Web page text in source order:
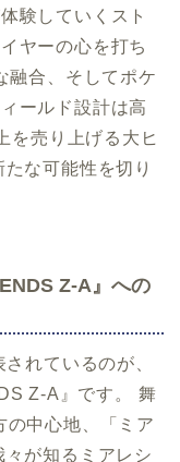
験していくスト
ヤーの心を打ち
融合、そしてポケ
ールド設計は高
を売り上げる大ヒ
な可能性を切り
Z-A』への
れているのが、
Z-A』です。 舞
の中心地、「ミア
が知るミアレシ